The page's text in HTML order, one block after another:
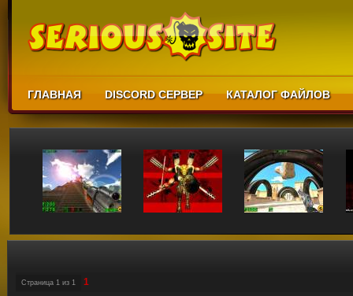
ГЛАВНАЯ DISCORD СЕРВЕР КАТАЛОГ ФАЙЛОВ
Страница 1 из 1 1